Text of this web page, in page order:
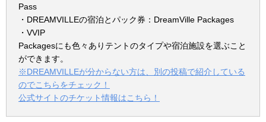
Pass
・DREAMVILLEの宿泊とパック券：DreamVille Packages
・VVIP
Packagesにも色々ありテントのタイプや宿泊施設を選ぶこと
ができます。
※DREAMVILLEが分からない方は、別の投稿で紹介している
のでこちらをチェック！
公式サイトのチケット情報はこちら！